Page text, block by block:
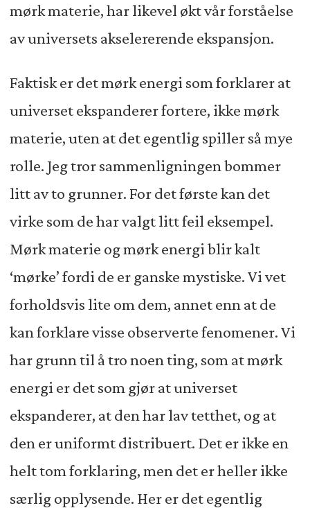
mørk materie, har likevel økt vår forståelse
av universets akselererende ekspansjon.
Faktisk er det mørk energi som forklarer at
universet ekspanderer fortere, ikke mørk
materie, uten at det egentlig spiller så mye
rolle. Jeg tror sammenligningen bommer
litt av to grunner. For det første kan det
virke som de har valgt litt feil eksempel.
Mørk materie og mørk energi blir kalt
‘mørke’ fordi de er ganske mystiske. Vi vet
forholdsvis lite om dem, annet enn at de
kan forklare visse observerte fenomener. Vi
har grunn til å tro noen ting, som at mørk
energi er det som gjør at universet
ekspanderer, at den har lav tetthet, og at
den er uniformt distribuert. Det er ikke en
helt tom forklaring, men det er heller ikke
særlig opplysende. Her er det egentlig